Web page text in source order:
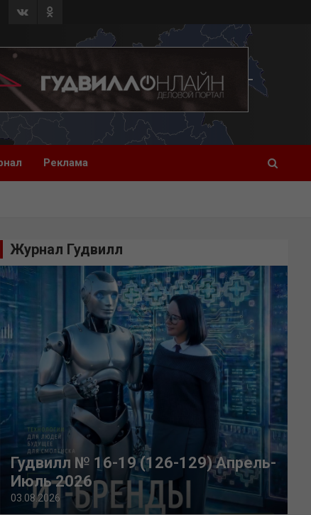
Реклама
Журнал Гудвилл
Гудвилл № 16-19 (126-129) Апрель-
Июль 2026
03.08.2026